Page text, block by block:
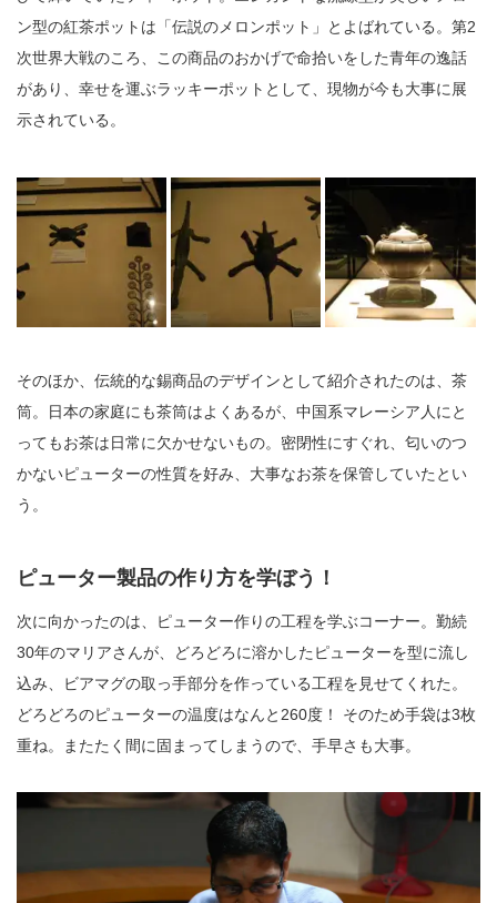
ン型の紅茶ポットは「伝説のメロンポット」とよばれている。第2
次世界大戦のころ、この商品のおかげで命拾いをした青年の逸話
があり、幸せを運ぶラッキーポットとして、現物が今も大事に展
示されている。
そのほか、伝統的な錫商品のデザインとして紹介されたのは、茶
筒。日本の家庭にも茶筒はよくあるが、中国系マレーシア人にと
ってもお茶は日常に欠かせないもの。密閉性にすぐれ、匂いのつ
かないピューターの性質を好み、大事なお茶を保管していたとい
う。
ピューター製品の作り方を学ぼう！
次に向かったのは、ピューター作りの工程を学ぶコーナー。勤続
30年のマリアさんが、どろどろに溶かしたピューターを型に流し
込み、ビアマグの取っ手部分を作っている工程を見せてくれた。
どろどろのピューターの温度はなんと260度！ そのため手袋は3枚
重ね。またたく間に固まってしまうので、手早さも大事。